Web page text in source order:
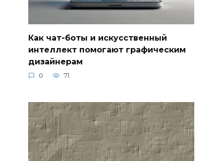
Как чат-боты и искусственный
интеллект помогают графическим
дизайнерам
0 71